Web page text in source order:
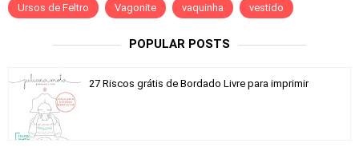
Ursos de Feltro Vagonite vaquinha vestido
POPULAR POSTS
27 Riscos grátis de Bordado Livre para imprimir